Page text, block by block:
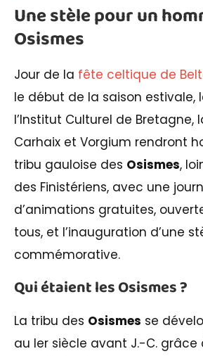
Une stèle pour un
Osismes
Jour de la fête celtique de
le début de la saison estivale,
l’Institut Culturel de Bretagne,
Carhaix et Vorgium rendront
tribu gauloise des Osismes,
des Finistériens, avec une
d’animations gratuites,
tous, et l’inauguration d’une
commémorative.
Qui étaient les Osismes ?
La tribu des Osismes se
au Ier siècle avant J.-C. grâce